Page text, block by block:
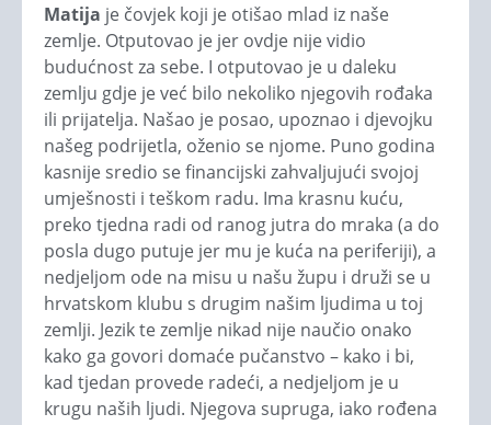
Matija je čovjek koji je otišao mlad iz naše
zemlje. Otputovao je jer ovdje nije vidio
budućnost za sebe. I otputovao je u daleku
zemlju gdje je već bilo nekoliko njegovih rođaka
ili prijatelja. Našao je posao, upoznao i djevojku
našeg podrijetla, oženio se njome. Puno godina
kasnije sredio se financijski zahvaljujući svojoj
umješnosti i teškom radu. Ima krasnu kuću,
preko tjedna radi od ranog jutra do mraka (a do
posla dugo putuje jer mu je kuća na periferiji), a
nedjeljom ode na misu u našu župu i druži se u
hrvatskom klubu s drugim našim ljudima u toj
zemlji. Jezik te zemlje nikad nije naučio onako
kako ga govori domaće pučanstvo – kako i bi,
kad tjedan provede radeći, a nedjeljom je u
krugu naših ljudi. Njegova supruga, iako rođena